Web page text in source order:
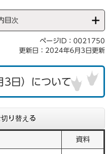
目次
ページID：0021750
更新日：2024年6月3日更新
日）について
り替える
資料